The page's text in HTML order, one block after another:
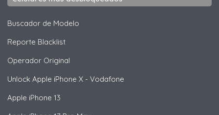
Buscador de Modelo
Reporte Blacklist
Operador Original
Unlock Apple iPhone X - Vodafone
Apple iPhone 13